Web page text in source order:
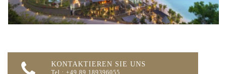
KONTAKTIEREN SIE UNS